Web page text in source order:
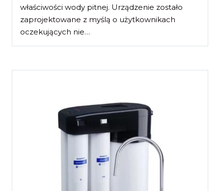
właściwości wody pitnej. Urządzenie zostało
zaprojektowane z myślą o użytkownikach
oczekujących nie…